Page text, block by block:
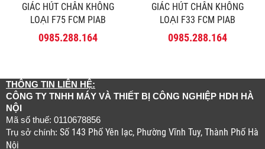
GIÁC HÚT CHÂN KHÔNG
LOẠI F75 FCM PIAB
0985.288.164
GIÁC HÚT CHÂN KHÔNG
LOẠI F33 FCM PIAB
0985.288.164
THÔNG TIN LIÊN HỆ:
CÔNG TY TNHH MÁY VÀ THIẾT BỊ CÔNG NGHIỆP HDH HÀ
NỘI
Mã số thuế: 0110678856
Trụ sở chính: Số 143 Phố Yên lạc, Phường Vĩnh Tuy, Thành Phố Hà
Nội